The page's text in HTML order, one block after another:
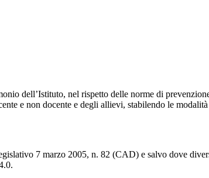
dell’Istituto, nel rispetto delle norme di
e non docente e degli allievi, stabilendo le
7 marzo 2005, n. 82 (CAD) e salvo dove